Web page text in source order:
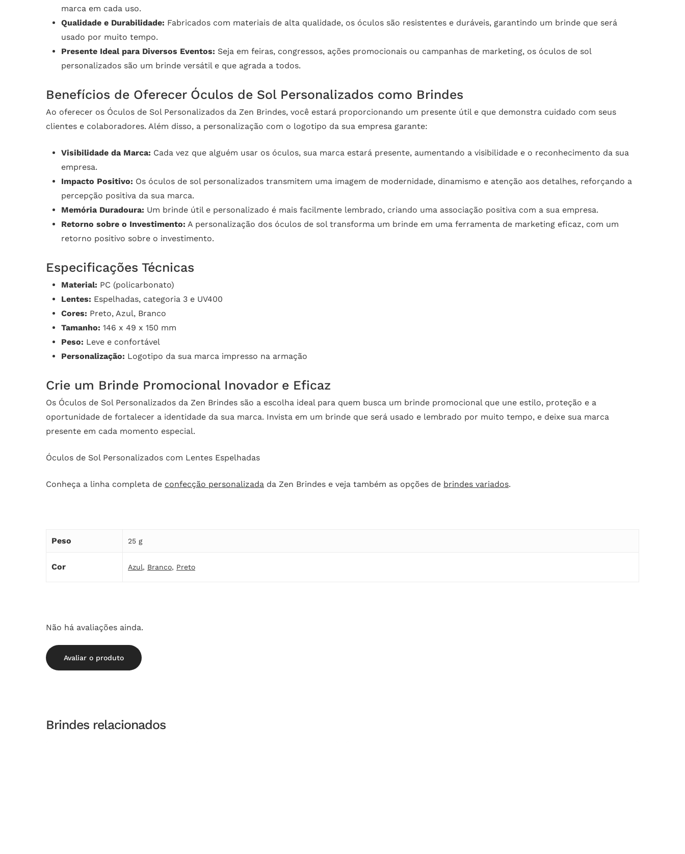
marca em cada uso.
Qualidade e Durabilidade: Fabricados com materiais de alta qualidade, os óculos são resistentes e duráveis, garantindo um brinde que será
usado por muito tempo.
Presente Ideal para Diversos Eventos: Seja em feiras, congressos, ações promocionais ou campanhas de marketing, os óculos de sol
personalizados são um brinde versátil e que agrada a todos.
Benefícios de Oferecer Óculos de Sol Personalizados como Brindes
Ao oferecer os Óculos de Sol Personalizados da Zen Brindes, você estará proporcionando um presente útil e que demonstra cuidado com seus
clientes e colaboradores. Além disso, a personalização com o logotipo da sua empresa garante:
Visibilidade da Marca: Cada vez que alguém usar os óculos, sua marca estará presente, aumentando a visibilidade e o reconhecimento da sua
empresa.
Impacto Positivo: Os óculos de sol personalizados transmitem uma imagem de modernidade, dinamismo e atenção aos detalhes, reforçando a
percepção positiva da sua marca.
Memória Duradoura: Um brinde útil e personalizado é mais facilmente lembrado, criando uma associação positiva com a sua empresa.
Retorno sobre o Investimento: A personalização dos óculos de sol transforma um brinde em uma ferramenta de marketing eficaz, com um
retorno positivo sobre o investimento.
Especificações Técnicas
Material: PC (policarbonato)
Lentes: Espelhadas, categoria 3 e UV400
Cores: Preto, Azul, Branco
Tamanho: 146 x 49 x 150 mm
Peso: Leve e confortável
Personalização: Logotipo da sua marca impresso na armação
Crie um Brinde Promocional Inovador e Eficaz
Os Óculos de Sol Personalizados da Zen Brindes são a escolha ideal para quem busca um brinde promocional que une estilo, proteção e a
oportunidade de fortalecer a identidade da sua marca. Invista em um brinde que será usado e lembrado por muito tempo, e deixe sua marca
presente em cada momento especial.
Óculos de Sol Personalizados com Lentes Espelhadas
Conheça a linha completa de confecção personalizada da Zen Brindes e veja também as opções de brindes variados.
Peso 25 g
Cor Azul, Branco, Preto
Não há avaliações ainda.
Avaliar o produto
Brindes relacionados